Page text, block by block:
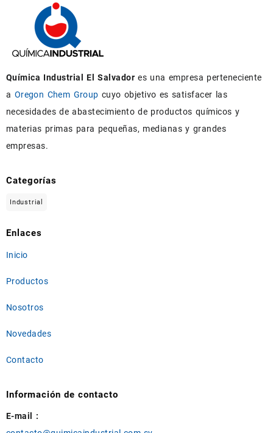
Química Industrial El Salvador es una empresa perteneciente
a Oregon Chem Group cuyo objetivo es satisfacer las
necesidades de abastecimiento de productos químicos y
materias primas para pequeñas, medianas y grandes
empresas.
Categorías
Industrial
Enlaces
Inicio
Productos
Nosotros
Novedades
Contacto
Información de contacto
E-mail :